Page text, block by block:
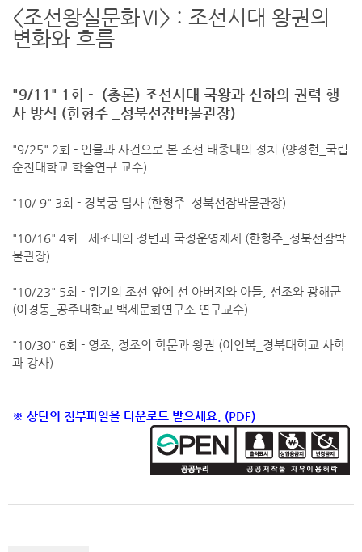
<조선왕실문화Ⅵ> : 조선시대 왕권의
변화와 흐름
"9/11" 1회 - (총론) 조선시대 국왕과 신하의 권력 행
사 방식 (한형주 _성북선잠박물관장)
"9/25" 2회 - 인물과 사건으로 본 조선 태종대의 정치 (양정현_국립
순천대학교 학술연구 교수)
"10/ 9" 3회 - 경복궁 답사 (한형주_성북선잠박물관장)
"10/16" 4회 - 세조대의 정변과 국정운영체제 (한형주_성북선잠박
물관장)
"10/23" 5회 - 위기의 조선 앞에 선 아버지와 아들, 선조와 광해군
(이경동_공주대학교 백제문화연구소 연구교수)
"10/30" 6회 - 영조, 정조의 학문과 왕권 (이인복_경북대학교 사학
과 강사)
※ 상단의 첨부파일을 다운로드 받으세요. (PDF)